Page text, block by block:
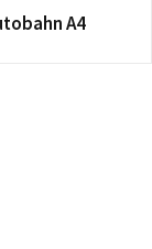
A4